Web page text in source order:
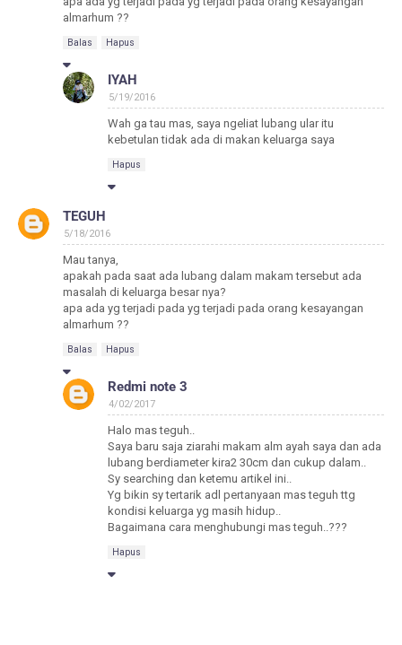
almarhum ??
Balas Hapus
IYAH
5/19/2016
Wah ga tau mas, saya ngeliat lubang ular itu
kebetulan tidak ada di makan keluarga saya
Hapus
TEGUH
5/18/2016
Mau tanya,
apakah pada saat ada lubang dalam makam tersebut ada
masalah di keluarga besar nya?
apa ada yg terjadi pada yg terjadi pada orang kesayangan
almarhum ??
Balas Hapus
Redmi note 3
4/02/2017
Halo mas teguh..
Saya baru saja ziarahi makam alm ayah saya dan ada
lubang berdiameter kira2 30cm dan cukup dalam..
Sy searching dan ketemu artikel ini..
Yg bikin sy tertarik adl pertanyaan mas teguh ttg
kondisi keluarga yg masih hidup..
Bagaimana cara menghubungi mas teguh..???
Hapus